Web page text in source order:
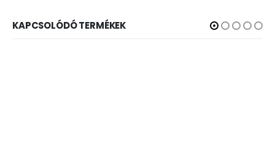
KAPCSOLÓDÓ TERMÉKEK